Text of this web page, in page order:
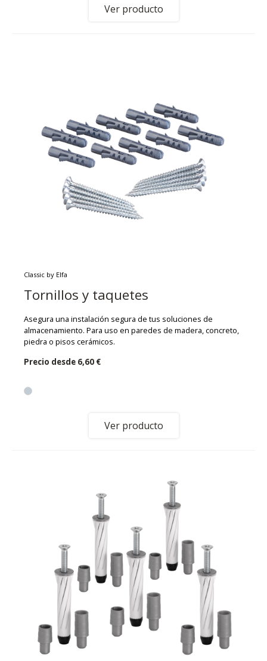
Ver producto
Classic by Elfa
Tornillos y taquetes
Asegura una instalación segura de tus soluciones de
almacenamiento. Para uso en paredes de madera, concreto,
piedra o pisos cerámicos.
Precio desde 6,60 €
Ver producto